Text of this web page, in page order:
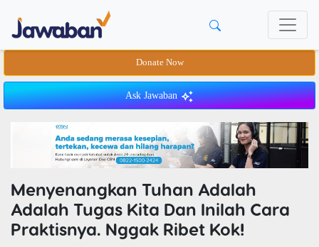
Donate Now
Ask Jawaban
Menyenangkan Tuhan Adalah
Adalah Tugas Kita Dan Inilah Cara
Praktisnya. Nggak Ribet Kok!